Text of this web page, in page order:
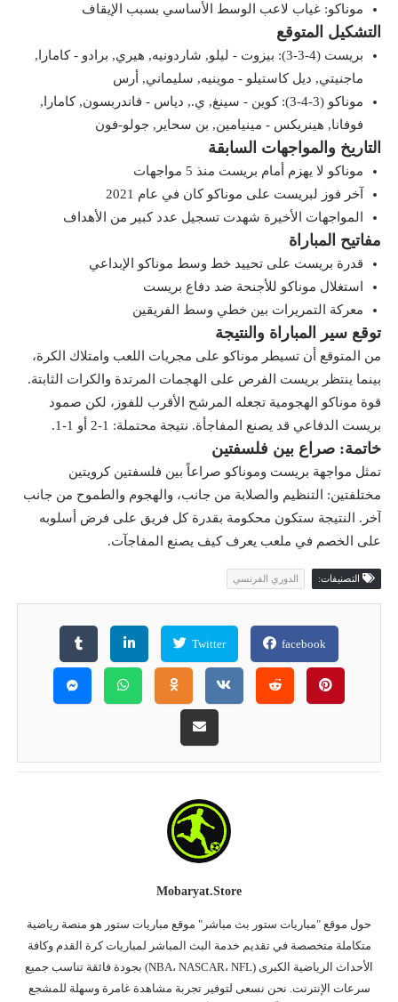
موناكو: غياب لاعب الوسط الأساسي بسبب الإيقاف
التشكيل المتوقع
بريست (4-3-3): بيزوت - ليلو, شاردونيه, هيري, برادو - كامارا,
ماجنيتي, ديل كاستيلو - موينيه, سليماني, أرس
موناكو (3-4-3): كوين - سينغ, ي., دياس - فاندربسون, كامارا,
فوفانا, هينريكس - مينيامين, بن سحاير, جولو-فون
التاريخ والمواجهات السابقة
موناكو لا يهزم أمام بريست منذ 5 مواجهات
آخر فوز لبريست على موناكو كان في عام 2021
المواجهات الأخيرة شهدت تسجيل عدد كبير من الأهداف
مفاتيح المباراة
قدرة بريست على تحييد خط وسط موناكو الإبداعي
استغلال موناكو للأجنحة ضد دفاع بريست
معركة التمريرات بين خطي وسط الفريقين
توقع سير المباراة والنتيجة
من المتوقع أن تسيطر موناكو على مجريات اللعب وامتلاك الكرة،
بينما ينتظر بريست الفرص على الهجمات المرتدة والكرات الثابتة.
قوة موناكو الهجومية تجعله المرشح الأقرب للفوز، لكن صمود
بريست الدفاعي قد يصنع المفاجأة. نتيجة محتملة: 1-2 أو 1-1.
خاتمة: صراع بين فلسفتين
تمثل مواجهة بريست وموناكو صراعاً بين فلسفتين كرويتين
مختلفتين: التنظيم والصلابة من جانب، والهجوم والطموح من جانب
آخر. النتيجة ستكون محكومة بقدرة كل فريق على فرض أسلوبه
على الخصم في ملعب يعرف كيف يصنع المفاجآت.
التصنيفات: الدوري الفرنسي
facebook
Twitter
Mobaryat.store
حول موقع "مباريات ستور بث مباشر" موقع مباريات ستور هو منصة رياضية
متكاملة متخصصة في تقديم خدمة البث المباشر لمباريات كرة القدم وكافة
الأحداث الرياضية الكبرى (NBA، NASCAR، NFL) بجودة فائقة تناسب جميع
سرعات الإنترنت. نحن نسعى لتوفير تجربة مشاهدة غامرة وسهلة للمشجع